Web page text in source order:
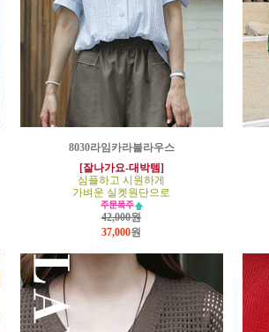
8030라임카라블라우스
[잘나가요-대박템]
심플하고 시원하게
가벼운 실켓원단으로
42,000원
37,000원